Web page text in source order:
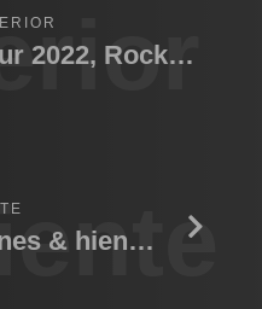
Georgias del Sur 2022, Rockhopper
Zambia 2022, Leones & hienas 02